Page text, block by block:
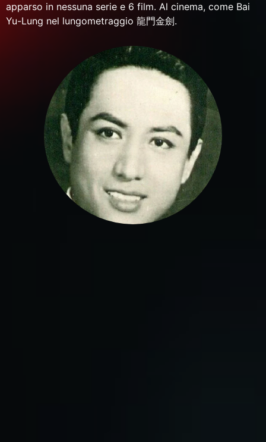
apparso in nessuna serie e 6 film. Al cinema, come Bai
Yu-Lung nel lungometraggio 龍門金劍.